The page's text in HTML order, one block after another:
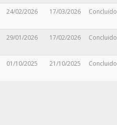
24/02/2026 17/03/2026 Concluido
29/01/2026 17/02/2026 Concluido
01/10/2025 21/10/2025 Concluido